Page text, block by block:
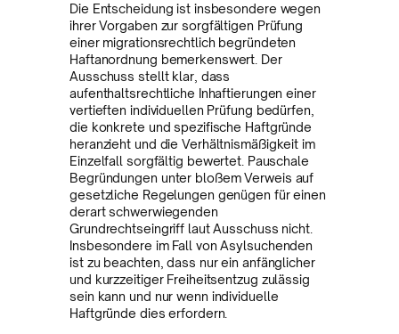
Die Entscheidung ist insbesondere wegen
ihrer Vorgaben zur sorgfältigen Prüfung
einer migrationsrechtlich begründeten
Haftanordnung bemerkenswert. Der
Ausschuss stellt klar, dass
aufenthaltsrechtliche Inhaftierungen einer
vertieften individuellen Prüfung bedürfen,
die konkrete und spezifische Haftgründe
heranzieht und die Verhältnismäßigkeit im
Einzelfall sorgfältig bewertet. Pauschale
Begründungen unter bloßem Verweis auf
gesetzliche Regelungen genügen für einen
derart schwerwiegenden
Grundrechtseingriff laut Ausschuss nicht.
Insbesondere im Fall von Asylsuchenden
ist zu beachten, dass nur ein anfänglicher
und kurzzeitiger Freiheitsentzug zulässig
sein kann und nur wenn individuelle
Haftgründe dies erfordern.